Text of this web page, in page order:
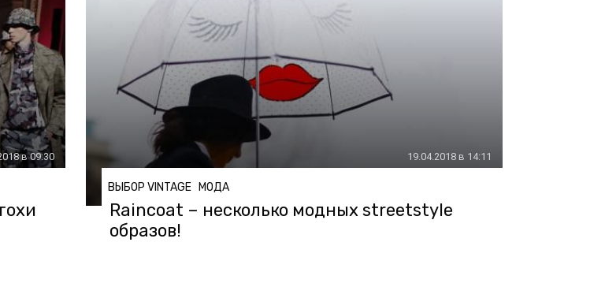
в 09:30 19.04.2018 в 14:11
ВЫБОР VINTAGE МОДА
Raincoat – несколько модных streetstyle
образов!